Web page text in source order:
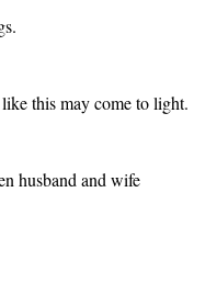
this may come to light.
husband and wife